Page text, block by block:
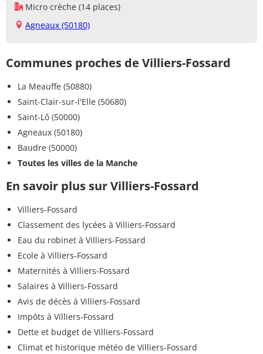
Micro crèche (14 places)
Agneaux (50180)
Communes proches de Villiers-Fossard
La Meauffe (50880)
Saint-Clair-sur-l'Elle (50680)
Saint-Lô (50000)
Agneaux (50180)
Baudre (50000)
Toutes les villes de la Manche
En savoir plus sur Villiers-Fossard
Villiers-Fossard
Classement des lycées à Villiers-Fossard
Eau du robinet à Villiers-Fossard
Ecole à Villiers-Fossard
Maternités à Villiers-Fossard
Salaires à Villiers-Fossard
Avis de décès à Villiers-Fossard
Impôts à Villiers-Fossard
Dette et budget de Villiers-Fossard
Climat et historique météo de Villiers-Fossard